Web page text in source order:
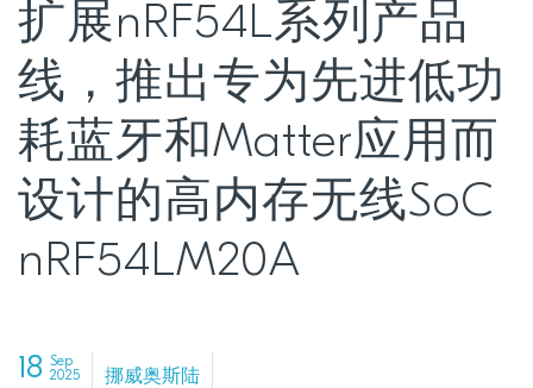
扩展nRF54L系列产品
线，推出专为先进低功
耗蓝牙和Matter应用而
设计的高内存无线SoC
nRF54LM20A
18 Sep
2025
挪威奥斯陆